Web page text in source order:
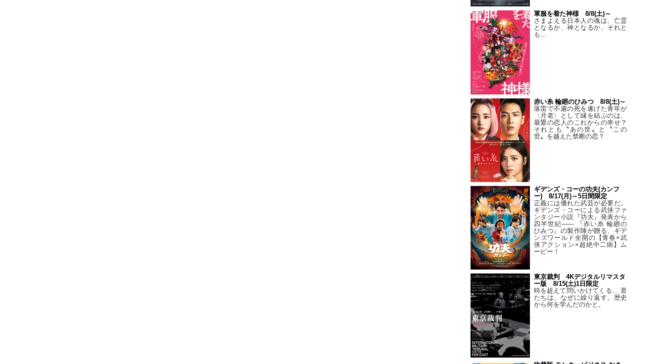
軍服を着た神様 8/8(土)～
さまよえる日本人の魂は、亡霊
となるか、神となるか、それと
も…
赤い糸 輪廻のひみつ 8/8(土)～
落雷で不慮の死を遂げた青年が
〈月老〉として縁を結ぶのは、
最愛の恋人のこれからの幸せ？
それとも〝あの世〟と〝この
世〟を越えた禁断の恋？
ギデンズ・コーの功夫(カンフ
ー) 8/17(月)～5日間限定
正義には優れた武芸が必要だ。
ギデンズ・コーによる武侠ファ
ンタジー小説『功夫』発表から
四半世紀―― 『赤い糸 輪廻の
ひみつ』の製作陣が贈る、ギデ
ンズワールド全開の【青春×武
侠アクション×超絶中二病】ム
ービー！
東京裁判 4Kデジタルリマスタ
ー版 8/15(土)1日限定
時を超えて問いかけてくる… 君
たちは、なぜに繰り返す。歴史
から何を学んだのかと。